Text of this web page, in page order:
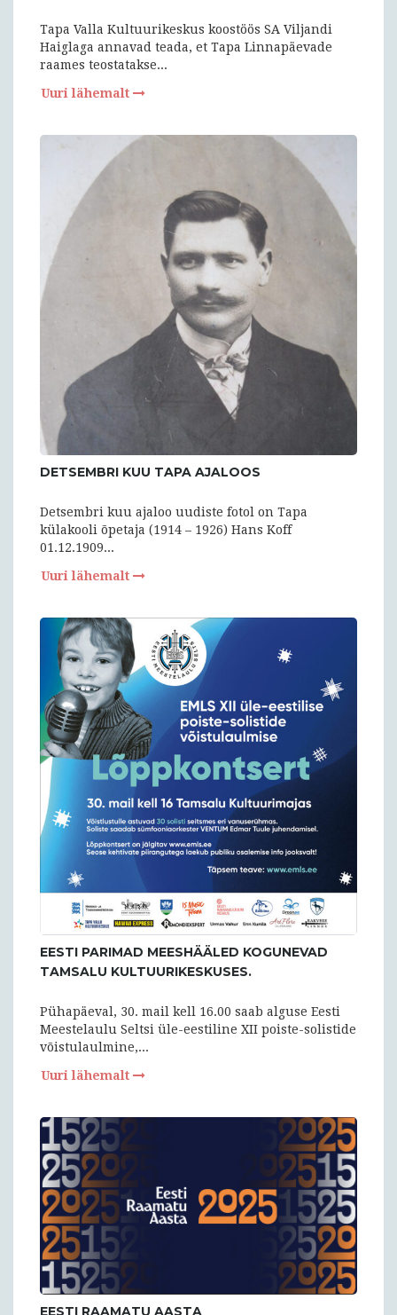
Tapa Valla Kultuurikeskus koostöös SA Viljandi
Haiglaga annavad teada, et Tapa Linnapäevade
raames teostatakse...
Uuri lähemalt
DETSEMBRI KUU TAPA AJALOOS
Detsembri kuu ajaloo uudiste fotol on Tapa
külakooli õpetaja (1914 – 1926) Hans Koff
01.12.1909...
Uuri lähemalt
EESTI PARIMAD MEESHÄÄLED KOGUNEVAD
TAMSALU KULTUURIKESKUSES.
Pühapäeval, 30. mail kell 16.00 saab alguse Eesti
Meestelaulu Seltsi üle-eestiline XII poiste-solistide
võistulaulmine,...
Uuri lähemalt